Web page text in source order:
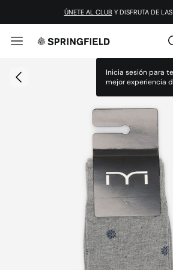
ÚNETE AL CLUB Y DISFRUTA DE
Inicia sesión para
mejor experiencia